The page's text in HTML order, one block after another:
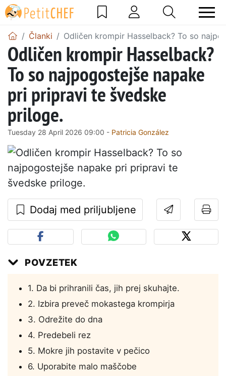
Članki Odličen krompir Hasselback? To so
Odličen krompir Hasselback?
To so najpogostejše napake
pri pripravi te švedske
priloge.
Tuesday 28 April 2026 09:00 - Patricia González
Dodaj med priljubljene
POVZETEK
1. Da bi prihranili čas, jih prej skuhajte.
2. Izbira preveč mokastega krompirja
3. Odrežite do dna
4. Predebeli rez
5. Mokre jih postavite v pečico
6. Uporabite malo maščobe